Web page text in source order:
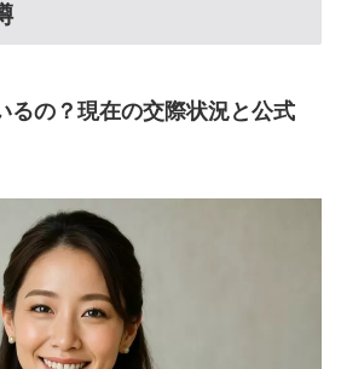
るの？現在の交際状況と公式